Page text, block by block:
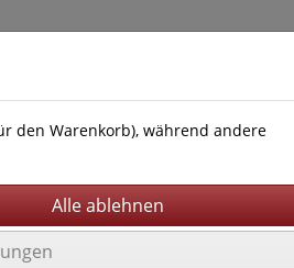
den Warenkorb), während andere